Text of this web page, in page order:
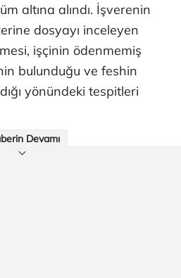
altına alındı. İşverenin
dosyayı inceleyen
işçinin ödenmemiş
bulunduğu ve feshin
yönündeki tespitleri
Devamı